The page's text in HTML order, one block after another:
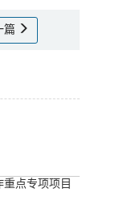
篇
点专项项目